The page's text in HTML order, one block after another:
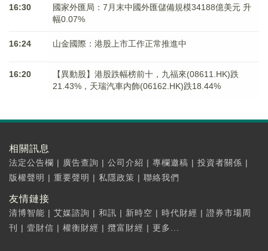
16:30
國家外匯局：7月末中國外匯儲備規模34188億美元 升
幅0.07%
16:24 山金國際：港股上市工作正常推進中
16:20
【異動股】港股跌幅榜前十，九福來(08611.HK)跌
21.43%，天瑞汽車内飾(06162.HK)跌18.44%
相關訊息
法定公告欄 | 廣告查詢 | 公司介紹 | 專欄邀稿 | 投資者關係 |
版權聲明 | 重要聲明 | 私隱政策 | 聯絡我們
友情鏈接
清博智能 | 艾媒諮詢 | 和訊 | 新時空 | 時代財經 | 證券市場周
刊
| 壹財信 | 權衡財經 | 攬富財經 | 更多...